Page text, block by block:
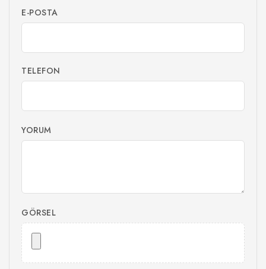
E-POSTA
TELEFON
YORUM
GÖRSEL